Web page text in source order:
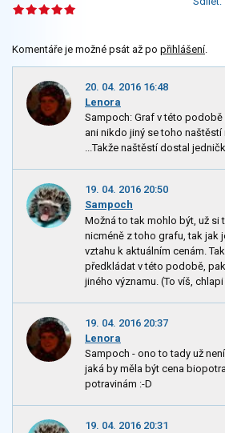
Komentáře je možné psát až po přihlášení.
20. 04. 2016 16:48
Lenora
Sampoch: Graf v této podobě
ani nikdo jiný se toho naštěstí
...Takže naštěstí dostal
19. 04. 2016 20:50
Sampoch
Možná to tak mohlo být, už si
nicméně z toho grafu, tak jak
vztahu k aktuálním cenám.
předkládat v této podobě,
jiného významu. (To víš,
19. 04. 2016 20:37
Lenora
Sampoch - ono to tady už
jaká by měla být cena
potravinám :-D
19. 04. 2016 20:31